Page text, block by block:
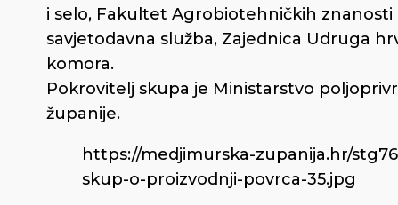
i selo, Fakultet Agrobiotehničkih znanosti
savjetodavna služba, Zajednica Udruga
komora.
Pokrovitelj skupa je Ministarstvo
županije.
https://medjimurska-zupanija.hr/
skup-o-proizvodnji-povrca-35.jpg